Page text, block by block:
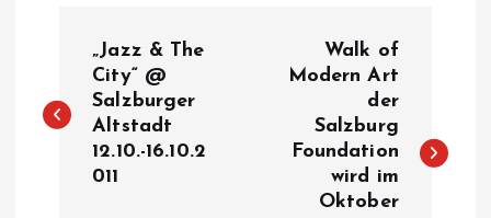
i
„Jazz & The
City“ @
Salzburger
Altstadt
12.10.-16.10.2
011
Walk of
Modern Art
der
Salzburg
Foundation
wird im
Oktober